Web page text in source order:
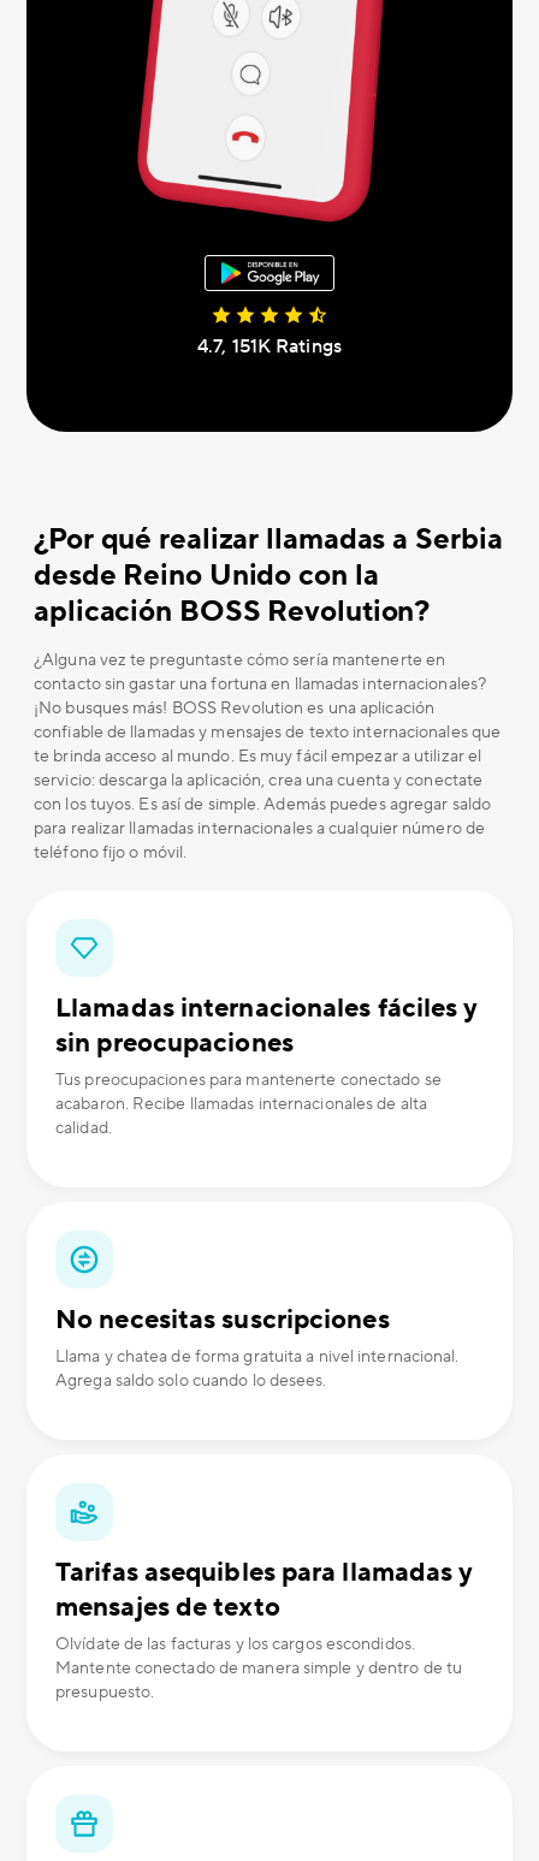
4.7, 151K Ratings
¿Por qué realizar llamadas a Serbia
desde Reino Unido con la
aplicación BOSS Revolution?
¿Alguna vez te preguntaste cómo sería mantenerte en
contacto sin gastar una fortuna en llamadas internacionales?
¡No busques más! BOSS Revolution es una aplicación
confiable de llamadas y mensajes de texto internacionales que
te brinda acceso al mundo. Es muy fácil empezar a utilizar el
servicio: descarga la aplicación, crea una cuenta y conectate
con los tuyos. Es así de simple. Además puedes agregar saldo
para realizar llamadas internacionales a cualquier número de
teléfono fijo o móvil.
Llamadas internacionales fáciles y
sin preocupaciones
Tus preocupaciones para mantenerte conectado se
acabaron. Recibe llamadas internacionales de alta
calidad.
No necesitas suscripciones
Llama y chatea de forma gratuita a nivel internacional.
Agrega saldo solo cuando lo desees.
Tarifas asequibles para llamadas y
mensajes de texto
Olvídate de las facturas y los cargos escondidos.
Mantente conectado de manera simple y dentro de tu
presupuesto.